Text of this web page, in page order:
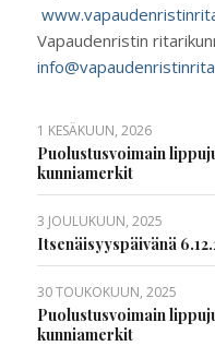
Vapaudenristin
1 KESÄKUUN, 2026
Puolustusvoimain
kunniamerkit
3 JOULUKUUN, 2025
Itsenäisyyspäivänä
30 TOUKOKUUN, 2025
Puolustusvoimain
kunniamerkit